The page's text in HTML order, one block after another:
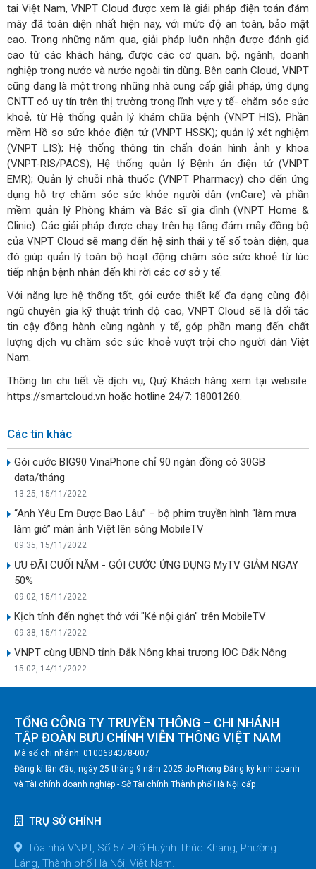
tại Việt Nam, VNPT Cloud được xem là giải pháp điện toán đám
mây đã toàn diện nhất hiện nay, với mức độ an toàn, bảo mật
cao. Trong những năm qua, giải pháp luôn nhận được đánh giá
cao từ các khách hàng, được các cơ quan, bộ, ngành, doanh
nghiệp trong nước và nước ngoài tin dùng. Bên cạnh Cloud, VNPT
cũng đang là một trong những nhà cung cấp giải pháp, ứng dụng
CNTT có uy tín trên thị trường trong lĩnh vực y tế- chăm sóc sức
khoẻ, từ Hệ thống quản lý khám chữa bệnh (VNPT HIS), Phần
mềm Hồ sơ sức khỏe điện tử (VNPT HSSK); quản lý xét nghiệm
(VNPT LIS); Hệ thống thông tin chẩn đoán hình ảnh y khoa
(VNPT-RIS/PACS); Hệ thống quản lý Bệnh án điện tử (VNPT
EMR); Quản lý chuỗi nhà thuốc (VNPT Pharmacy) cho đến ứng
dụng hỗ trợ chăm sóc sức khỏe người dân (vnCare) và phần
mềm quản lý Phòng khám và Bác sĩ gia đình (VNPT Home &
Clinic). Các giải pháp được chạy trên hạ tầng đám mây đồng bộ
của VNPT Cloud sẽ mang đến hệ sinh thái y tế số toàn diện, qua
đó giúp quản lý toàn bộ hoạt động chăm sóc sức khoẻ từ lúc
tiếp nhận bệnh nhân đến khi rời các cơ sở y tế.
Với năng lực hệ thống tốt, gói cước thiết kế đa dạng cùng đội
ngũ chuyên gia kỹ thuật trình độ cao, VNPT Cloud sẽ là đối tác
tin cậy đồng hành cùng ngành y tế, góp phần mang đến chất
lượng dịch vụ chăm sóc sức khoẻ vượt trội cho người dân Việt
Nam.
Thông tin chi tiết về dịch vụ, Quý Khách hàng xem tại website:
https://smartcloud.vn hoặc hotline 24/7: 18001260.
Các tin khác
Gói cước BIG90 VinaPhone chỉ 90 ngàn đồng có 30GB
data/tháng
13:25, 15/11/2022
“Anh Yêu Em Được Bao Lâu” – bộ phim truyền hình “làm mưa
làm gió” màn ảnh Việt lên sóng MobileTV
09:35, 15/11/2022
ƯU ĐÃI CUỐI NĂM - GÓI CƯỚC ỨNG DỤNG MyTV GIẢM NGAY
50%
09:02, 15/11/2022
Kịch tính đến nghẹt thở với "Kẻ nội gián" trên MobileTV
09:38, 15/11/2022
VNPT cùng UBND tỉnh Đắk Nông khai trương IOC Đắk Nông
15:02, 14/11/2022
TỔNG CÔNG TY TRUYỀN THÔNG – CHI NHÁNH
TẬP ĐOÀN BƯU CHÍNH VIỄN THÔNG VIỆT NAM
Mã số chi nhánh: 0100684378-007
Đăng kí lần đầu, ngày 25 tháng 9 năm 2025 do Phòng Đăng ký kinh doanh
và Tài chính doanh nghiệp - Sở Tài chính Thành phố Hà Nội cấp
TRỤ SỞ CHÍNH
Tòa nhà VNPT, Số 57 Phố Huỳnh Thúc Kháng, Phường
Láng, Thành phố Hà Nội, Việt Nam.